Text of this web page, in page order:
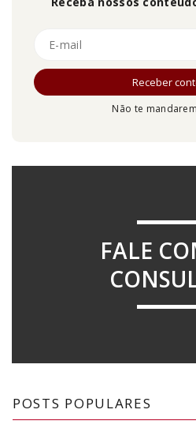
Não te
FALE
POSTS POPULARES